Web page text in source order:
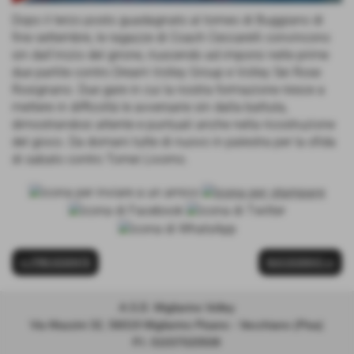
Dopo il terzo posto guadagnato al torneo di Buggiano di
fine settembre, le ragazze di Coach Ceccarelli convincono
sin dall'inizio del girone, riuscendo ad imporsi nelle prime
due partite contro Dream Volley Group e Volley Sei Rose
Rosignano. Due gare in cui la nostra formazione riesce a
mettere in difficoltà le avversarie sin dalla battuta,
dimostrandosi attente e puntuali anche nella ricostruzione
del gioco. Da domani tutte di nuovo in palestra per la sfida
di sabato contro Tomei Livorno.
A.S.D. Migliarino Volley
Via Mazzini 32, 56019 Migliarino Pisano - Vecchiano (Pisa)